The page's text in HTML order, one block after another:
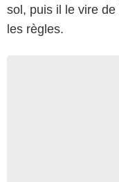
sol, puis il le vire
les règles.